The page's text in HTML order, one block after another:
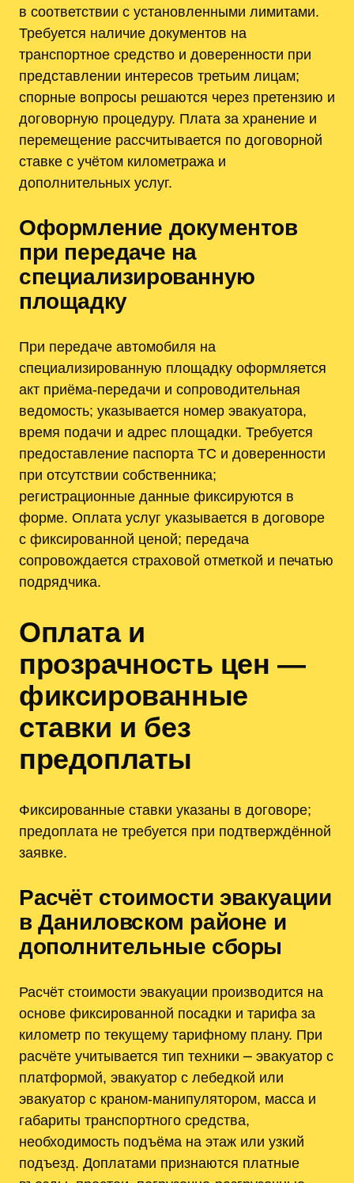
в соответствии с установленными лимитами.
Требуется наличие документов на
транспортное средство и доверенности при
представлении интересов третьим лицам;
спорные вопросы решаются через претензию и
договорную процедуру. Плата за хранение и
перемещение рассчитывается по договорной
ставке с учётом километража и
дополнительных услуг.
Оформление документов
при передаче на
специализированную
площадку
При передаче автомобиля на
специализированную площадку оформляется
акт приёма-передачи и сопроводительная
ведомость; указывается номер эвакуатора,
время подачи и адрес площадки. Требуется
предоставление паспорта ТС и доверенности
при отсутствии собственника;
регистрационные данные фиксируются в
форме. Оплата услуг указывается в договоре
с фиксированной ценой; передача
сопровождается страховой отметкой и печатью
подрядчика.
Оплата и
прозрачность цен —
фиксированные
ставки и без
предоплаты
Фиксированные ставки указаны в договоре;
предоплата не требуется при подтверждённой
заявке.
Расчёт стоимости эвакуации
в Даниловском районе и
дополнительные сборы
Расчёт стоимости эвакуации производится на
основе фиксированной посадки и тарифа за
километр по текущему тарифному плану. При
расчёте учитывается тип техники ⎼ эвакуатор с
платформой, эвакуатор с лебедкой или
эвакуатор с краном-манипулятором, масса и
габариты транспортного средства,
необходимость подъёма на этаж или узкий
подъезд. Доплатами признаются платные